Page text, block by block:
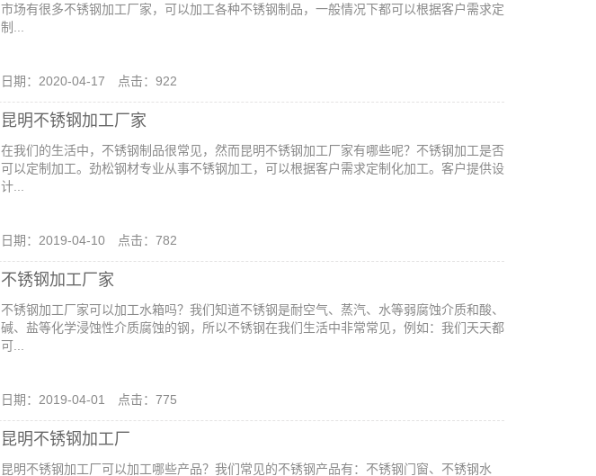
市场有很多不锈钢加工厂家，可以加工各种不锈钢制品，一般情况下都可以根据客户需求定
制...
日期：2020-04-17 点击：922
昆明不锈钢加工厂家
在我们的生活中，不锈钢制品很常见，然而昆明不锈钢加工厂家有哪些呢？不锈钢加工是否
可以定制加工。劲松钢材专业从事不锈钢加工，可以根据客户需求定制化加工。客户提供设
计...
日期：2019-04-10 点击：782
不锈钢加工厂家
不锈钢加工厂家可以加工水箱吗？我们知道不锈钢是耐空气、蒸汽、水等弱腐蚀介质和酸、
碱、盐等化学浸蚀性介质腐蚀的钢，所以不锈钢在我们生活中非常常见，例如：我们天天都
可...
日期：2019-04-01 点击：775
昆明不锈钢加工厂
昆明不锈钢加工厂可以加工哪些产品？我们常见的不锈钢产品有：不锈钢门窗、不锈钢水